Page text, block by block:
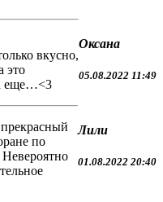
Оксана
05.08.2022 11:49
вкусно,
это
еще…<3
Лили
01.08.2022 20:40
по